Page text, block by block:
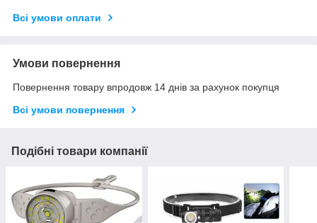
Всі умови оплати
Умови повернення
Повернення товару впродовж 14 днів за рахунок покупця
Всі умови повернення
Подібні товари компанії